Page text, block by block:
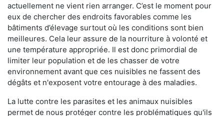
actuellement ne vient rien arranger. C’est le moment pour
eux de chercher des endroits favorables comme les
bâtiments d’élevage surtout où les conditions sont bien
meilleures. Cela leur assure de la nourriture à volonté et
une température appropriée. Il est donc primordial de
limiter leur population et de les chasser de votre
environnement avant que ces nuisibles ne fassent des
dégâts et n'exposent votre entourage à des maladies.
La lutte contre les parasites et les animaux nuisibles
permet de nous protéger contre les problématiques qu'ils